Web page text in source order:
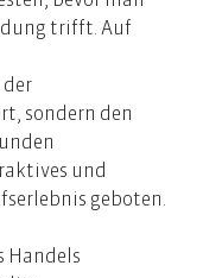
trifft. Auf
der
sondern den
und
geboten.
Handels